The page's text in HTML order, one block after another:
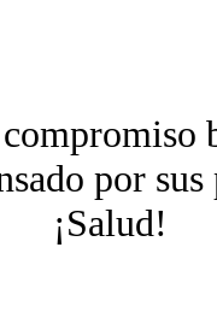
por sus
¡Salud!